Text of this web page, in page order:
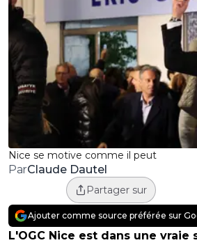
Nice se motive comme il peut
ParClaude Dautel
Partager sur
Ajouter comme source préférée sur
L'OGC Nice est dans une